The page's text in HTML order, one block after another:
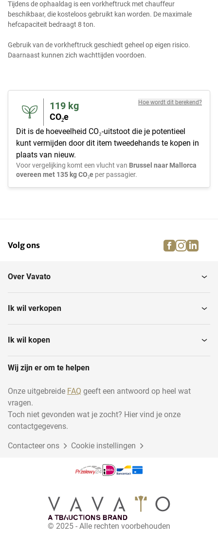
Tijdens de ophaaldag is een vorkheftruck met chauffeur
beschikbaar, die kosteloos gebruikt kan worden. De maximale
hefcapaciteit bedraagt 8 ton.
Gebruik van de vorkheftruck geschiedt geheel op eigen risico.
Daarnaast kunnen zich wachttijden voordoen.
119 kg
CO₂e
Hoe wordt dit berekend?
Dit is de hoeveelheid CO₂-uitstoot die je potentieel
kunt vermijden door dit item tweedehands te kopen in
plaats van nieuw.
Voor vergelijking komt een vlucht van Brussel naar Mallorca
overeen met 135 kg CO₂e per passagier.
Volg ons facebook
Over Vavato
Ik wil verkopen
Ik wil kopen
Wij zijn er om te helpen
Onze uitgebreide FAQ geeft een antwoord op heel wat
vragen.
Toch niet gevonden wat je zocht? Hier vind je onze
contactgegevens.
Contacteer ons Cookie instellingen
© 2025 - Alle rechten voorbehouden